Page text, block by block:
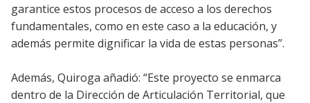
garantice estos procesos de acceso a los derechos
fundamentales, como en este caso a la educación, y
además permite dignificar la vida de estas personas”.
Además, Quiroga añadió: “Este proyecto se enmarca
dentro de la Dirección de Articulación Territorial, que